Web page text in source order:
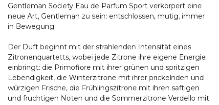
Gentleman Society Eau de Parfum Sport verkörpert eine
neue Art, Gentleman zu sein: entschlossen, mutig, immer
in Bewegung.
Der Duft beginnt mit der strahlenden Intensität eines
Zitronenquartetts, wobei jede Zitrone ihre eigene Energie
einbringt: die Primofiore mit ihrer grünen und spritzigen
Lebendigkeit, die Winterzitrone mit ihrer prickelnden und
würzigen Frische, die Frühlingszitrone mit ihren saftigen
und fruchtigen Noten und die Sommerzitrone Verdello mit